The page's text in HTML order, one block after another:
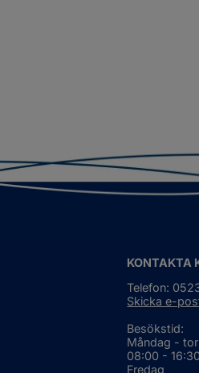
KONTAKTA
Telefon:
Skicka e-
Besökstid:
Måndag -
08:00 -
Fredag